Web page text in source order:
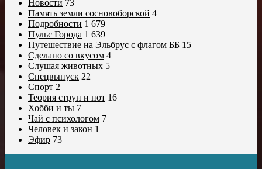
Новости 73
Память земли сосновоборской 4
Подробности 1 679
Пульс Города 1 639
Путешествие на Эльбрус с флагом ББ 15
Сделано со вкусом 4
Слушая животных 5
Спецвыпуск 22
Спорт 2
Теория струн и нот 16
Хобби и ты 7
Чай с психологом 7
Человек и закон 1
Эфир 73